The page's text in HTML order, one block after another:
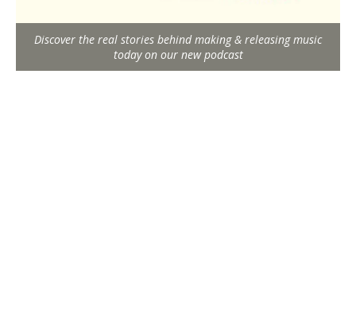
Discover the real stories behind making & releasing music
today on our new podcast